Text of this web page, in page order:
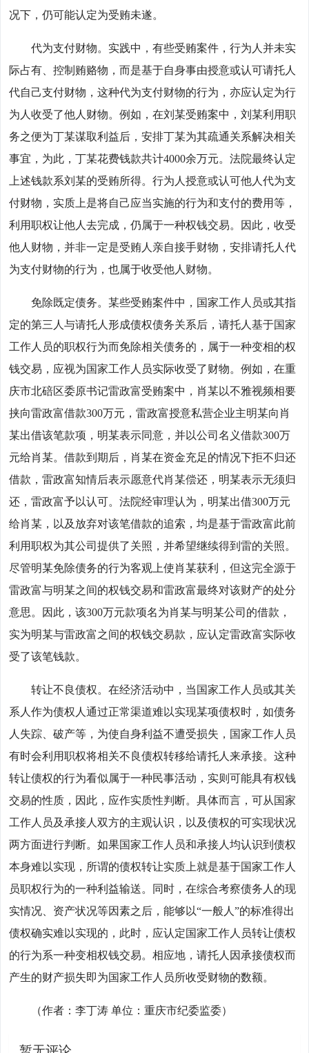
况下，仍可能认定为受贿未遂。
代为支付财物。实践中，有些受贿案件，行为人并未实
际占有、控制贿赂物，而是基于自身事由授意或认可请托人
代自己支付财物，这种代为支付财物的行为，亦应认定为行
为人收受了他人财物。例如，在刘某受贿案中，刘某利用职
务之便为丁某谋取利益后，安排丁某为其疏通关系解决相关
事宜，为此，丁某花费钱款共计4000余万元。法院最终认定
上述钱款系刘某的受贿所得。行为人授意或认可他人代为支
付财物，实质上是将自己应当实施的行为和支付的费用等，
利用职权让他人去完成，仍属于一种权钱交易。因此，收受
他人财物，并非一定是受贿人亲自接手财物，安排请托人代
为支付财物的行为，也属于收受他人财物。
免除既定债务。某些受贿案件中，国家工作人员或其指
定的第三人与请托人形成债权债务关系后，请托人基于国家
工作人员的职权行为而免除相关债务的，属于一种变相的权
钱交易，应视为国家工作人员实际收受了财物。例如，在重
庆市北碚区委原书记雷政富受贿案中，肖某以不雅视频相要
挟向雷政富借款300万元，雷政富授意私营企业主明某向肖
某出借该笔款项，明某表示同意，并以公司名义借款300万
元给肖某。借款到期后，肖某在资金充足的情况下拒不归还
借款，雷政富知情后表示愿意代肖某偿还，明某表示无须归
还，雷政富予以认可。法院经审理认为，明某出借300万元
给肖某，以及放弃对该笔借款的追索，均是基于雷政富此前
利用职权为其公司提供了关照，并希望继续得到雷的关照。
尽管明某免除债务的行为客观上使肖某获利，但这完全源于
雷政富与明某之间的权钱交易和雷政富最终对该财产的处分
意思。因此，该300万元款项名为肖某与明某公司的借款，
实为明某与雷政富之间的权钱交易款，应认定雷政富实际收
受了该笔钱款。
转让不良债权。在经济活动中，当国家工作人员或其关
系人作为债权人通过正常渠道难以实现某项债权时，如债务
人失踪、破产等，为使自身利益不遭受损失，国家工作人员
有时会利用职权将相关不良债权转移给请托人来承接。这种
转让债权的行为看似属于一种民事活动，实则可能具有权钱
交易的性质，因此，应作实质性判断。具体而言，可从国家
工作人员及承接人双方的主观认识，以及债权的可实现状况
两方面进行判断。如果国家工作人员和承接人均认识到债权
本身难以实现，所谓的债权转让实质上就是基于国家工作人
员职权行为的一种利益输送。同时，在综合考察债务人的现
实情况、资产状况等因素之后，能够以“一般人”的标准得出
债权确实难以实现的，此时，应认定国家工作人员转让债权
的行为系一种变相权钱交易。相应地，请托人因承接债权而
产生的财产损失即为国家工作人员所收受财物的数额。
（作者：李丁涛 单位：重庆市纪委监委）